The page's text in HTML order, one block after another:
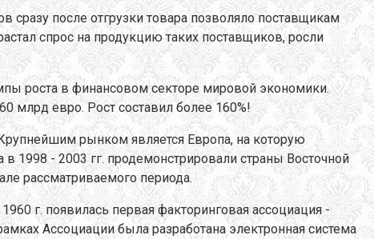
после отгрузки товара позволяло поставщикам
спрос на продукцию таких поставщиков, росли
роста в финансовом секторе мировой экономики.
млрд евро. Рост составил более 160%!
рынком является Европа, на которую
1998 - 2003 гг. продемонстрировали страны Восточной
рассматриваемого периода.
г. появилась первая факторинговая ассоциация -
Ассоциации была разработана электронная система